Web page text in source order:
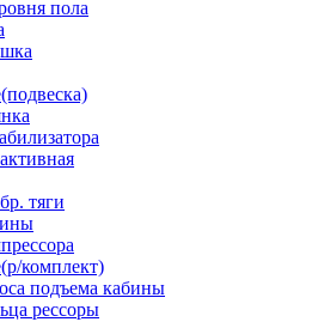
пола
тяги
комплект)
подъема кабины
рессоры